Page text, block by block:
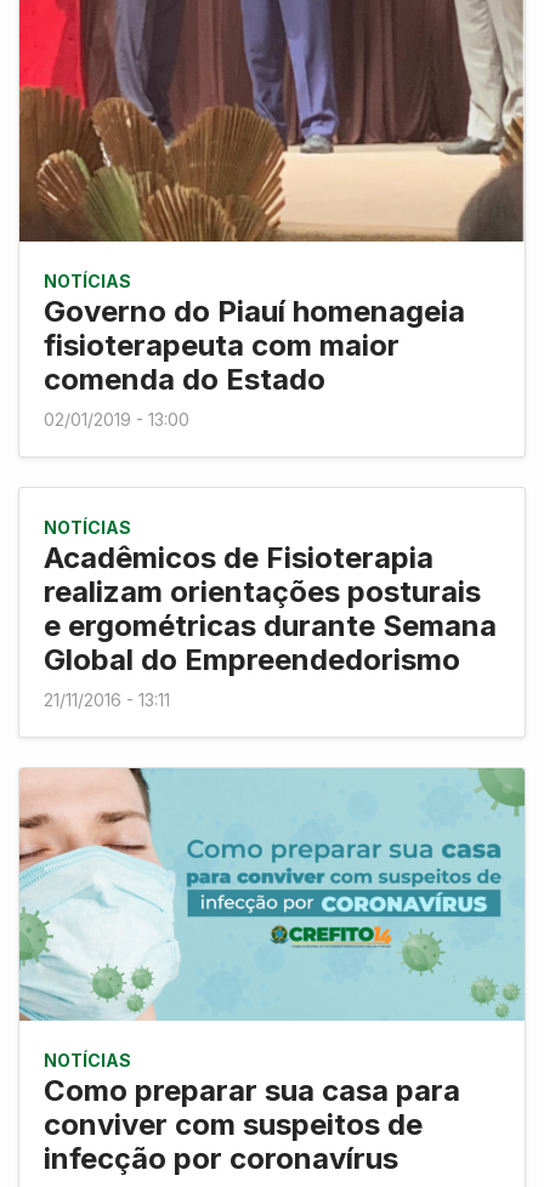
NOTÍCIAS
Governo do Piauí homenageia
fisioterapeuta com maior
comenda do Estado
02/01/2019 - 13:00
NOTÍCIAS
Acadêmicos de Fisioterapia
realizam orientações posturais
e ergométricas durante Semana
Global do Empreendedorismo
21/11/2016 - 13:11
NOTÍCIAS
Como preparar sua casa para
conviver com suspeitos de
infecção por coronavírus